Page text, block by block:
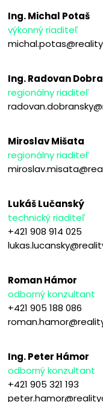
Ing. Michal Potaš
výkonný riaditeľ
Ing. Radovan
regionálny riaditeľ
Miroslav Mišata
regionálny riaditeľ
Lukáš Lučanský
technický riaditeľ
+421 908 914 025
Roman Hámor
odborný konzultant
+421 905 188 086
Ing. Peter Hámor
odborný konzultant
+421 905 321 193